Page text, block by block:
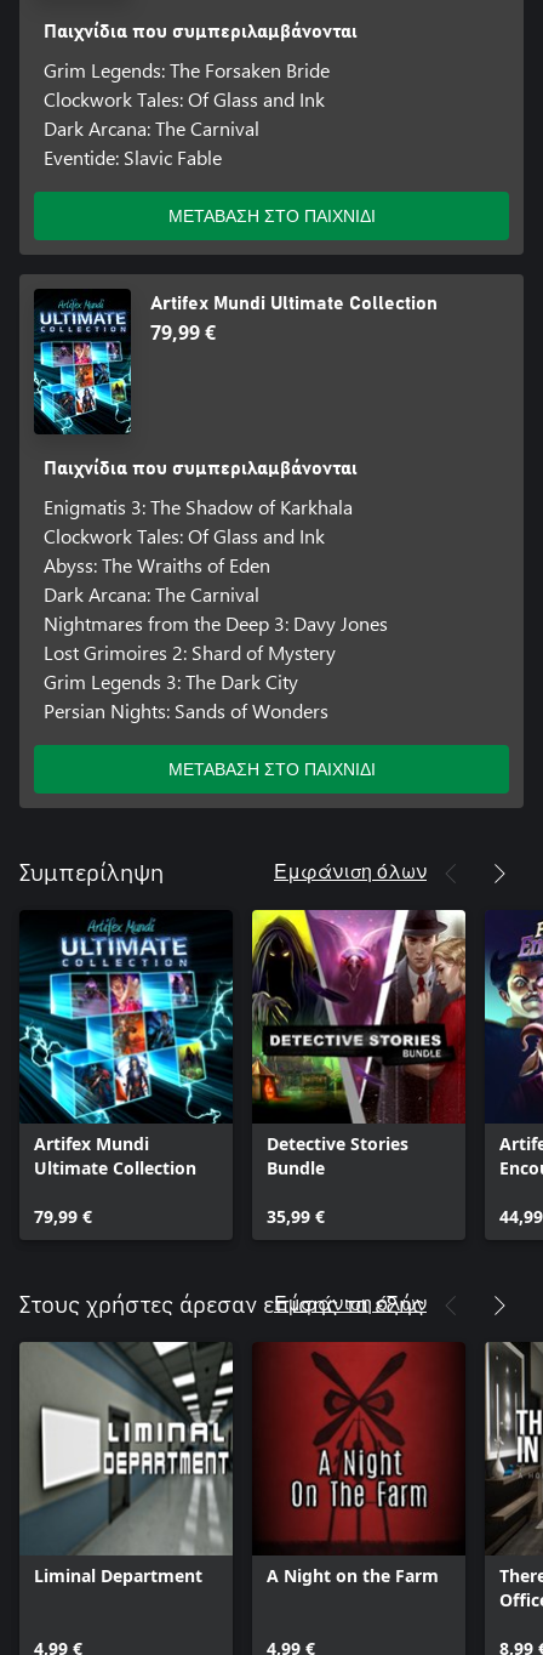
Παιχνίδια που συμπεριλαμβάνονται
Grim Legends: The Forsaken Bride
Clockwork Tales: Of Glass and Ink
Dark Arcana: The Carnival
Eventide: Slavic Fable
ΜΕΤΑΒΑΣΗ ΣΤΟ ΠΑΙΧΝΙΔΙ
Artifex Mundi Ultimate Collection
79,99 €
Παιχνίδια που συμπεριλαμβάνονται
Enigmatis 3: The Shadow of Karkhala
Clockwork Tales: Of Glass and Ink
Abyss: The Wraiths of Eden
Dark Arcana: The Carnival
Nightmares from the Deep 3: Davy Jones
Lost Grimoires 2: Shard of Mystery
Grim Legends 3: The Dark City
Persian Nights: Sands of Wonders
ΜΕΤΑΒΑΣΗ ΣΤΟ ΠΑΙΧΝΙΔΙ
Συμπερίληψη Εμφάνιση όλων
Artifex Mundi
Ultimate Collection
79,99 €
Detective Stories
Bundle
35,99 €
Στους χρήστες άρεσαν επίσης τα εξής
Εμφάνιση όλων
Liminal Department
4,99 €
A Night on the Farm
4,99 € 8,99